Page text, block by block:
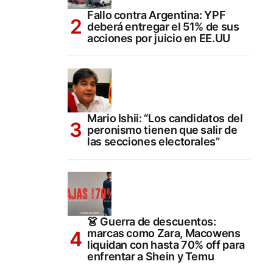
Fallo contra Argentina: YPF
deberá entregar el 51% de sus
acciones por juicio en EE.UU
Mario Ishii: “Los candidatos del
peronismo tienen que salir de
las secciones electorales”
👗 Guerra de descuentos:
marcas como Zara, Macowens
liquidan con hasta 70% off para
enfrentar a Shein y Temu